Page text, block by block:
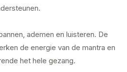
ademen en luisteren. De
de energie van de mantra en
het hele gezang.